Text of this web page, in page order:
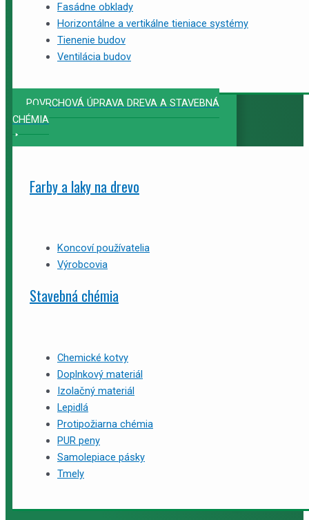
Fasádne obklady
Horizontálne a vertikálne tieniace systémy
Tienenie budov
Ventilácia budov
POVRCHOVÁ ÚPRAVA DREVA A STAVEBNÁ
CHÉMIA
Farby a laky na drevo
Koncoví používatelia
Výrobcovia
Stavebná chémia
Chemické kotvy
Doplnkový materiál
Izolačný materiál
Lepidlá
Protipožiarna chémia
PUR peny
Samolepiace pásky
Tmely